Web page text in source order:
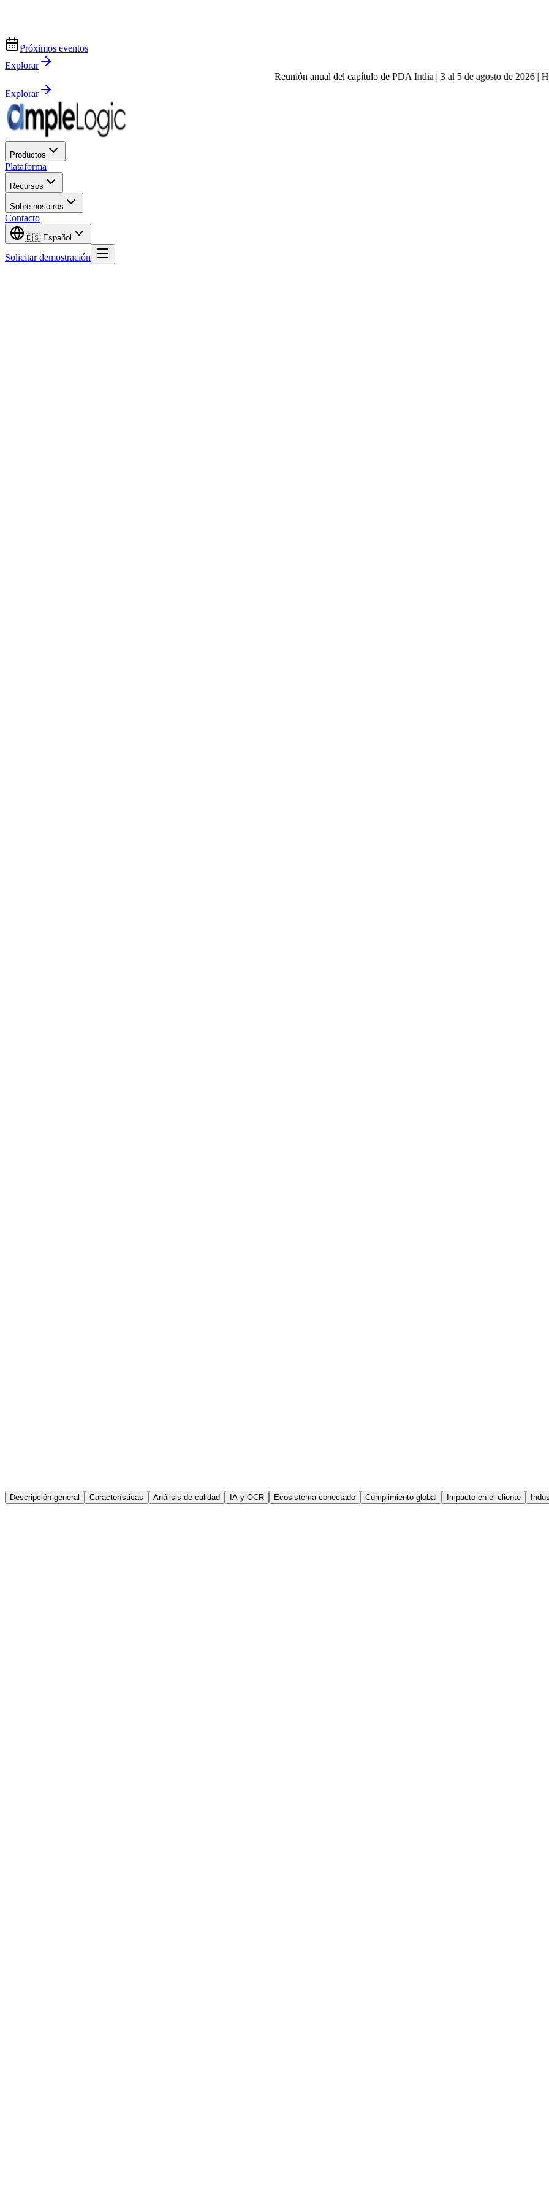
Próximos eventos
Explorar
Reunión anual del capítulo de PDA India | 3 al 5 de agosto de 2026
Explorar
Productos
Plataforma
Recursos
Sobre nosotros
Contacto
🇪🇸 Español
Solicitar demostración
Descripción general Características Análisis de calidad IA y OCR Ecosistema conectado Cumplimiento global Impacto en el cliente